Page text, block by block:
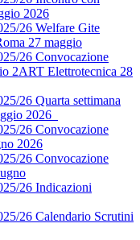
2026
26 Welfare Gite
27 maggio
26 Convocazione
2ART Elettrotecnica 28
26 Quarta settimana
2026
26 Convocazione
2026
26 Convocazione
26 Indicazioni
26 Calendario Scrutini